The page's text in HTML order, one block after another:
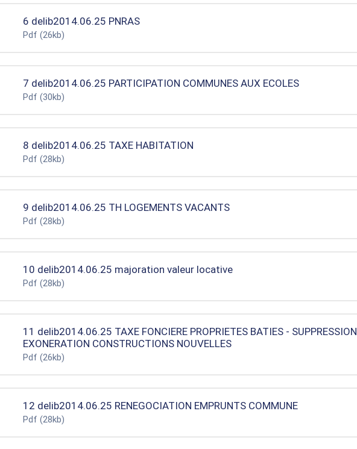
6 delib2014.06.25 PNRAS
Pdf (26kb)
7 delib2014.06.25 PARTICIPATION COMMUNES AUX ECOLES
Pdf (30kb)
8 delib2014.06.25 TAXE HABITATION
Pdf (28kb)
9 delib2014.06.25 TH LOGEMENTS VACANTS
Pdf (28kb)
10 delib2014.06.25 majoration valeur locative
Pdf (28kb)
11 delib2014.06.25 TAXE FONCIERE PROPRIETES BATIES - SUPPRESSION
EXONERATION CONSTRUCTIONS NOUVELLES
Pdf (26kb)
12 delib2014.06.25 RENEGOCIATION EMPRUNTS COMMUNE
Pdf (28kb)